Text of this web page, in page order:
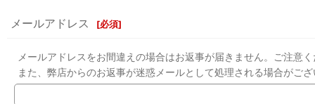
メールアドレス [必須]
メールアドレスをお間違えの場合はお返事が届きません。ご注意
また、弊店からのお返事が迷惑メールとして処理される場合がご